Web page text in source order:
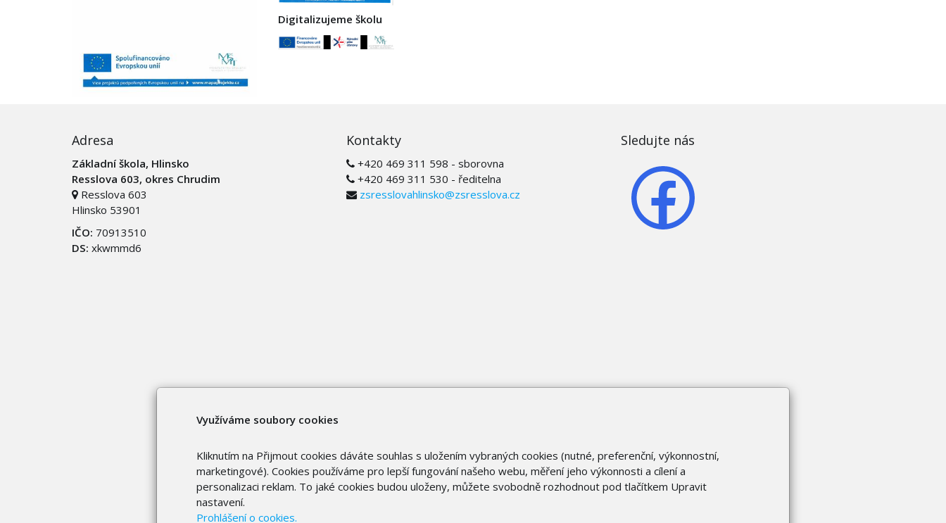
Digitalizujeme školu
Adresa
Základní škola, Hlinsko
Resslova 603, okres Chrudim
Resslova 603
Hlinsko 53901
IČO: 70913510
DS: xkwmmd6
Kontakty
+420 469 311 598 - sborovna
+420 469 311 530 - ředitelna
zsresslovahlinsko@zsresslova.cz
Sledujte nás
Využíváme soubory cookies
Kliknutím na Přijmout cookies dáváte souhlas s uložením vybraných cookies (nutné, preferenční, výkonnostní,
marketingové). Cookies používáme pro lepší fungování našeho webu, měření jeho výkonnosti a cílení a
personalizaci reklam. To jaké cookies budou uloženy, můžete svobodně rozhodnout pod tlačítkem Upravit
nastavení.
Prohlášení o cookies.